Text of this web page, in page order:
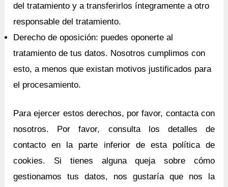
del tratamiento y a transferirlos íntegramente a otro
responsable del tratamiento.
Derecho de oposición: puedes oponerte al
tratamiento de tus datos. Nosotros cumplimos con
esto, a menos que existan motivos justificados para
el procesamiento.
Para ejercer estos derechos, por favor, contacta con
nosotros. Por favor, consulta los detalles de
contacto en la parte inferior de esta política de
cookies. Si tienes alguna queja sobre cómo
gestionamos tus datos, nos gustaría que nos la